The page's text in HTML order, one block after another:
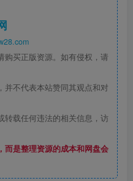
购买正版资源。如有侵权，请
并不代表本站赞同其观点和对
转载任何违法的相关信息，访
而是整理资源的成本和网盘会